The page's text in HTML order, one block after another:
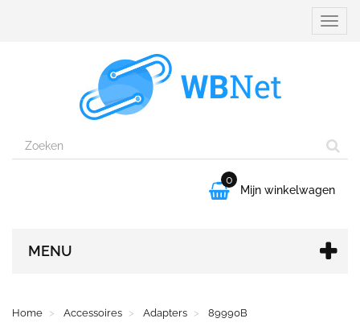

0
Mijn winkelwagen
MENU
Home Accessoires Adapters 89990B